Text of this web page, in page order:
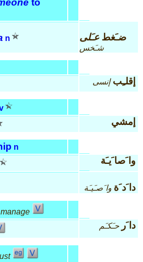
to
n ضـَغطعـَلى
شـَخس
إقلـِبإنسى
إمشي
n
وا َصا َيـَة
دا َد َة وا َصـَيـَة
manage
دا َر حـَكـَم